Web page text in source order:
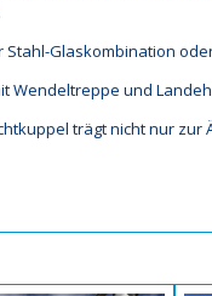
Glaskombination
Wendeltreppe und
trägt nicht nur